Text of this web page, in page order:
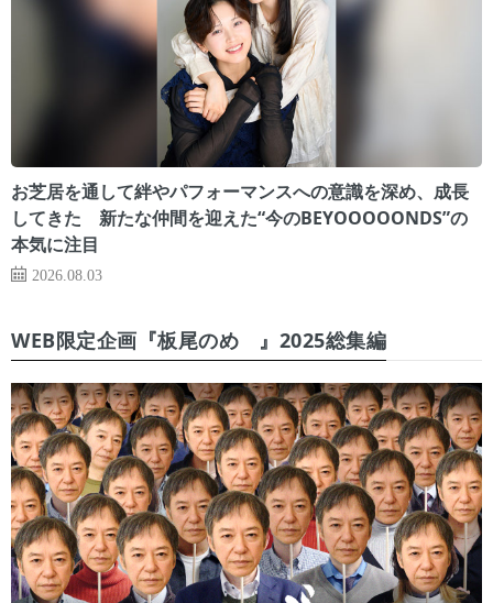
お芝居を通して絆やパフォーマンスへの意識を深め、成長
してきた 新たな仲間を迎えた“今のBEYOOOOONDS”の
本気に注目
2026.08.03
WEB限定企画『板尾のめ゙』2025総集編